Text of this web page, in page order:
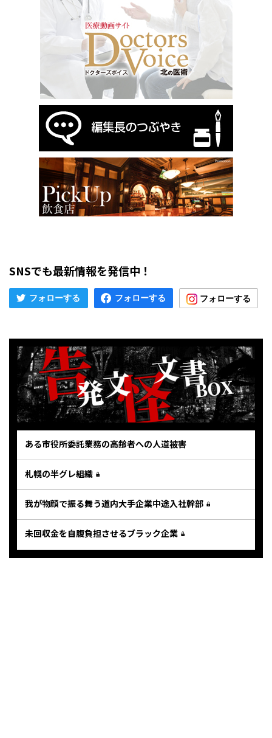
SNSでも最新情報を発信中！
ある市役所委託業務の高齢者への人道被害
札幌の半グレ組織
我が物顔で振る舞う道内大手企業中途入社幹部
未回収金を自腹負担させるブラック企業